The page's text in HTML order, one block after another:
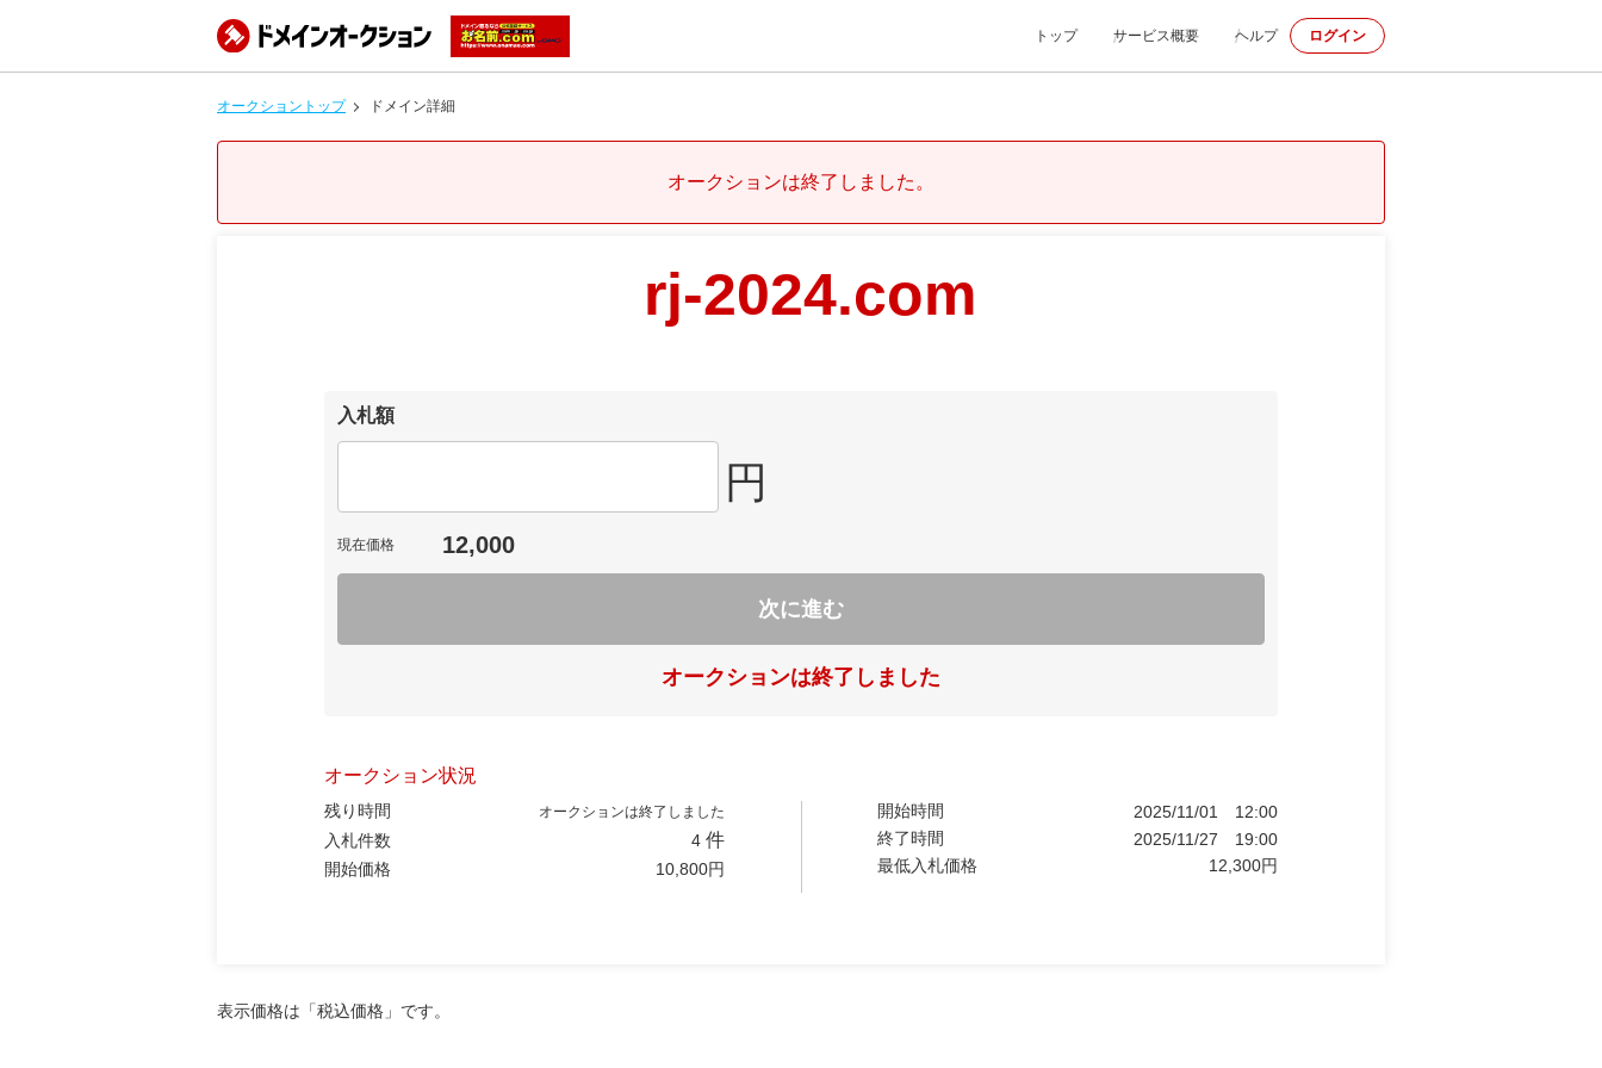
トップ サービス概要 ヘルプ ログイン
オークショントップ ドメイン詳細
オークションは終了しました。
rj-2024.com
入札額
円
現在価格 12,000
次に進む
オークションは終了しました
オークション状況
残り時間 オークションは終了しました
入札件数 4 件
開始価格 10,800円
開始時間 2025/11/01
12:00
終了時間
2025/11/27
19:00
最低入札価格
12,300円
表示価格は「税込価格」です。